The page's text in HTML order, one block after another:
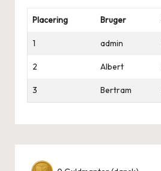
Placering Bruger
1 admin
2 Albert
3 Bertram